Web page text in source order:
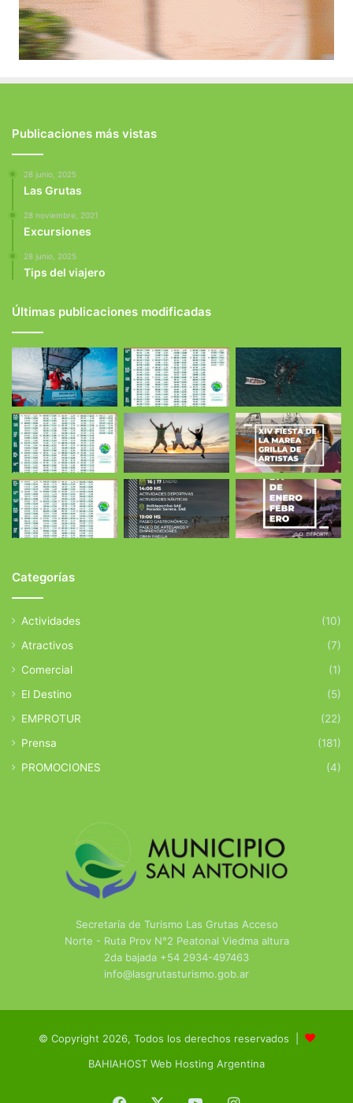
Publicaciones más vistas
28 junio, 2025
Las Grutas
28 noviembre, 2021
Excursiones
28 junio, 2025
Tips del viajero
Últimas publicaciones modificadas
Categorías
Actividades
(10)
Atractivos
(7)
Comercial
(1)
El Destino
(5)
EMPROTUR
(22)
Prensa
(181)
PROMOCIONES
(4)
Secretaría de Turismo Las Grutas Acceso
Norte - Ruta Prov N°2 Peatonal Viedma altura
2da bajada +54 2934-497463
info@lasgrutasturismo.gob.ar
© Copyright 2026, Todos los derechos reservados |
BAHIAHOST Web Hosting Argentina